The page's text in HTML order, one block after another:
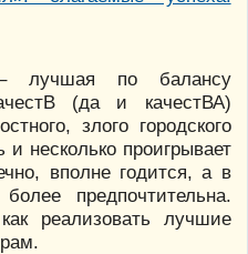
лучшая по балансу
(да и качестВА)
злого городского
несколько проигрывает
вполне годится, а в
предпочтительна.
реализовать лучшие